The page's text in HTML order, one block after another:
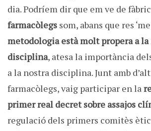
dia. Podríem dir que em ve de
farmacòlegs som, abans que res
metodologia està molt propera a la
disciplina, atesa la importància
a la nostra disciplina. Junt amb
farmacòlegs, vaig participar en la
primer real decret sobre assajos
regulació dels primers comitès